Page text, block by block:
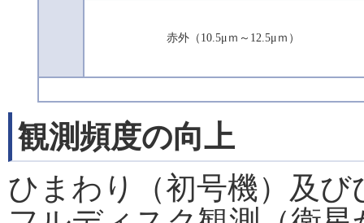
赤外（10.5μｍ～12.5μｍ）
観測頻度の向上
ひまわり（初号機）及